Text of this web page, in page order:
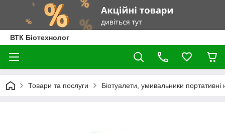
ВТК Біотехнолог
Товари та послуги Біотуалети, умивальники портативні